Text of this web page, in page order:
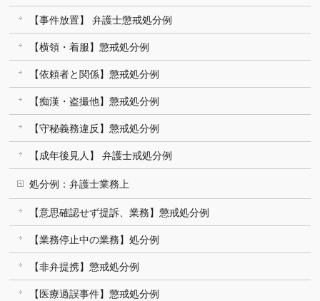
【事件放置】 弁護士懲戒処分例
【横領・着服】懲戒処分例
【依頼者と関係】懲戒処分例
【痴漢・盗撮他】懲戒処分例
【守秘義務違反】懲戒処分例
【成年後見人】 弁護士戒処分例
処分例：弁護士業務上
【意思確認せず提訴、業務】懲戒処分例
【業務停止中の業務】処分例
【非弁提携】懲戒処分例
【医療過誤事件】懲戒処分例